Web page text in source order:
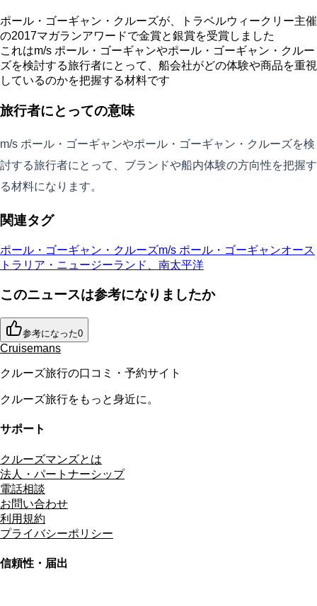
ポール・ゴーギャン・クルーズが、トラベルウィークリー主催
の2017マガランアワードで金賞と銀賞を受賞しました
これはm/s ポール・ゴーギャンやポール・ゴーギャン・クルー
ズを検討する旅行者にとって、船会社がどの体験や商品を重視
しているのかを把握する材料です
旅行者にとっての意味
m/s ポール・ゴーギャンやポール・ゴーギャン・クルーズを検
討する旅行者にとって、ブランドや船内体験の方向性を把握す
る材料になります。
関連タグ
ポール・ゴーギャン・クルーズm/s ポール・ゴーギャンオース
トラリア・ニュージーランド、南太平洋
このニュースは参考になりましたか
参考になった0
Cruisemans
クルーズ旅行の口コミ・予約サイト
クルーズ旅行をもっと身近に。
サポート
クルーズマンズとは
法人・パートナーシップ
電話相談
お問い合わせ
利用規約
プライバシーポリシー
信頼性・届出